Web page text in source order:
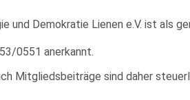
und Demokratie Lienen e.V. ist als
0551 anerkannt.
Mitgliedsbeiträge sind daher